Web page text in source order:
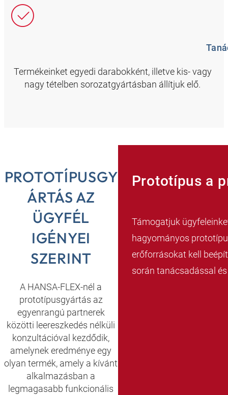
Termékeinket egyedi darabokként, illetve kis- vagy
nagy tételben sorozatgyártásban állítjuk elő.
PROTOTÍPUSGY
ÁRTÁS AZ
ÜGYFÉL
IGÉNYEI
SZERINT
A HANSA-FLEX-nél a
prototípusgyártás az
egyenrangú partnerek
közötti leereszkedés nélküli
konzultációval kezdődik,
amelynek eredménye egy
olyan termék, amely a kívánt
alkalmazásban a
legmagasabb funkcionális
Prototípus a
Támogatjuk
hagyományos
erőforrásokat kell
során tanácsadással